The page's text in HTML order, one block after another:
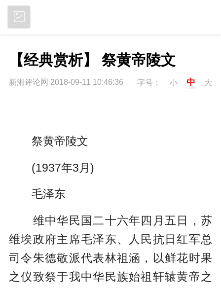
【经典赏析】 祭黄帝陵文
新湘评论网 2018-09-11 10:46:36 字号： 小 中 大
祭黄帝陵文
(1937年3月)
毛泽东
维中华民国二十六年四月五日，苏
维埃政府主席毛泽东、人民抗日红军总
司令朱德敬派代表林祖涵，以鲜花时果
之仪致祭于我中华民族始祖轩辕黄帝之